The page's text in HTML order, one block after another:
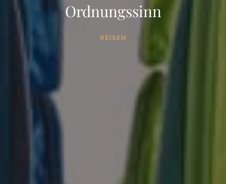
Ordnungssinn
REISEN